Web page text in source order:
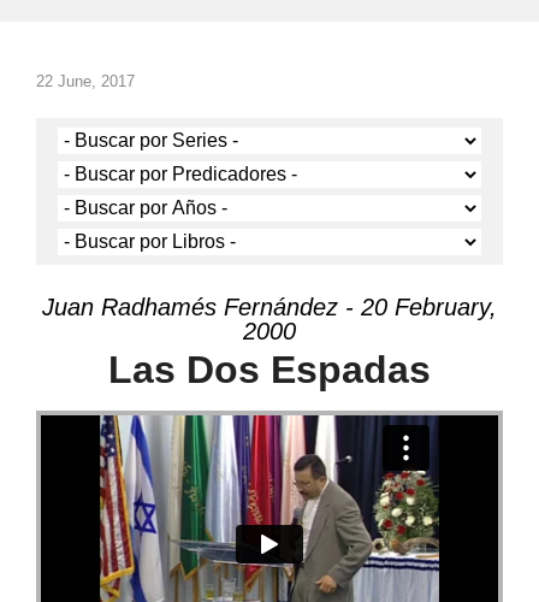
22 June, 2017
Juan Radhamés Fernández - 20 February,
2000
Las Dos Espadas